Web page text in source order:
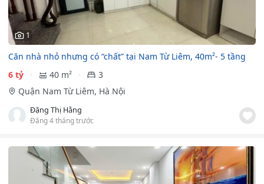
1
Căn nhà nhỏ nhưng có “chất” tại Nam Từ Liêm, 40m²- 5 tầng
6 tỷ
40 m²
3
Quận Nam Từ Liêm, Hà Nội
Đặng Thị Hằng
Đăng 4 tháng trước